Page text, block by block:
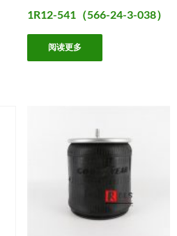
1R12-541（566-24-3-038）
阅读更多